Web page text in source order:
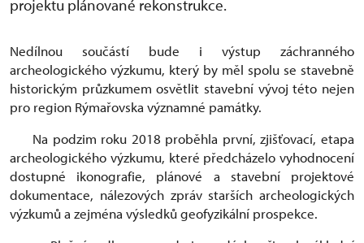
projektu plánované rekonstrukce.
Nedílnou součástí bude i výstup záchranného
archeologického výzkumu, který by měl spolu se stavebně
historickým průzkumem osvětlit stavební vývoj této nejen
pro region Rýmařovska významné památky.
Na podzim roku 2018 proběhla první, zjišťovací, etapa
archeologického výzkumu, které předcházelo vyhodnocení
dostupné ikonografie, plánové a stavební projektové
dokumentace, nálezových zpráv starších archeologických
výzkumů a zejména výsledků geofyzikální prospekce.